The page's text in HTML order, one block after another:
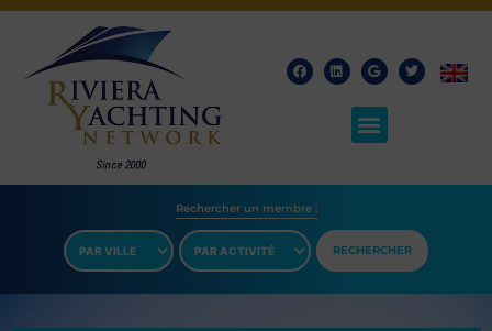
Rechercher un membre​ :
RECHERCHER